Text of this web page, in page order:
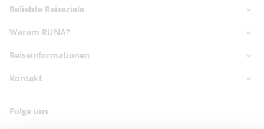
Footer navigation
Beliebte Reiseziele
Nord- & Ostsee
Kanaren
Balearen
Warum RUNA?
✅ Marktführer seit 2006
✅ 25.000 Reisende
✅ Hilfsmittel buchbar
Reiseinformationen
Reisekatalog bestellen
Reisehinweise
Kontakt
Telefontermin buchen
Folge uns